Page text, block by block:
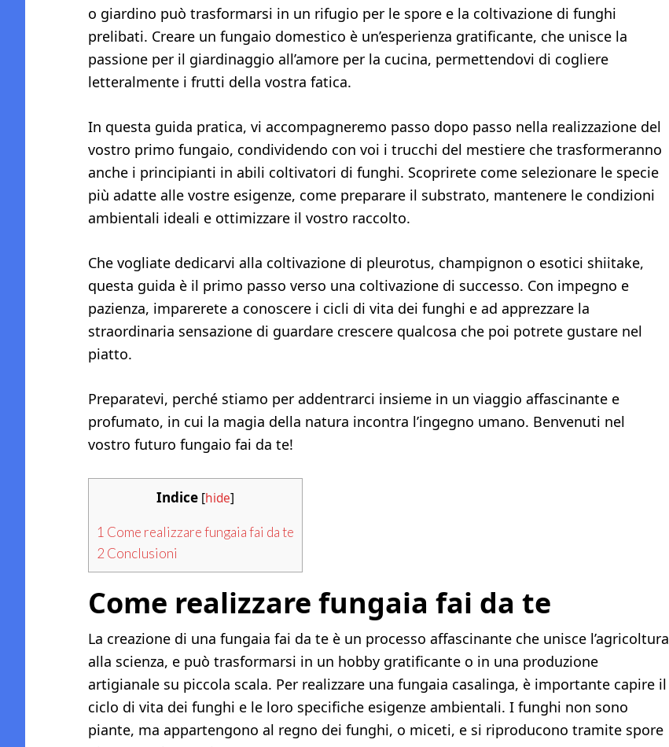
o giardino può trasformarsi in un rifugio per le spore e la coltivazione di funghi
prelibati. Creare un fungaio domestico è un’esperienza gratificante, che unisce la
passione per il giardinaggio all’amore per la cucina, permettendovi di cogliere
letteralmente i frutti della vostra fatica.
In questa guida pratica, vi accompagneremo passo dopo passo nella realizzazione del
vostro primo fungaio, condividendo con voi i trucchi del mestiere che trasformeranno
anche i principianti in abili coltivatori di funghi. Scoprirete come selezionare le specie
più adatte alle vostre esigenze, come preparare il substrato, mantenere le condizioni
ambientali ideali e ottimizzare il vostro raccolto.
Che vogliate dedicarvi alla coltivazione di pleurotus, champignon o esotici shiitake,
questa guida è il primo passo verso una coltivazione di successo. Con impegno e
pazienza, imparerete a conoscere i cicli di vita dei funghi e ad apprezzare la
straordinaria sensazione di guardare crescere qualcosa che poi potrete gustare nel
piatto.
Preparatevi, perché stiamo per addentrarci insieme in un viaggio affascinante e
profumato, in cui la magia della natura incontra l’ingegno umano. Benvenuti nel
vostro futuro fungaio fai da te!
Indice [hide]
1 Come realizzare fungaia fai da te
2 Conclusioni
Come realizzare fungaia fai da te
La creazione di una fungaia fai da te è un processo affascinante che unisce l’agricoltura
alla scienza, e può trasformarsi in un hobby gratificante o in una produzione
artigianale su piccola scala. Per realizzare una fungaia casalinga, è importante capire il
ciclo di vita dei funghi e le loro specifiche esigenze ambientali. I funghi non sono
piante, ma appartengono al regno dei funghi, o miceti, e si riproducono tramite spore